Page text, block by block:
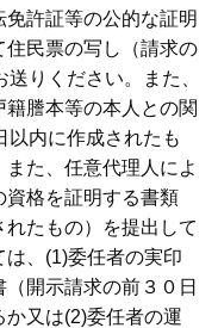
許証等の公的な証明
民票の写し（請求の
りください。また、
謄本等の本人との関
以内に作成されたも
た、任意代理人によ
資格を証明する書類
れたもの）を提出して
は、(1)委任者の実印
開示請求の前３０日
か又は(2)委任者の運